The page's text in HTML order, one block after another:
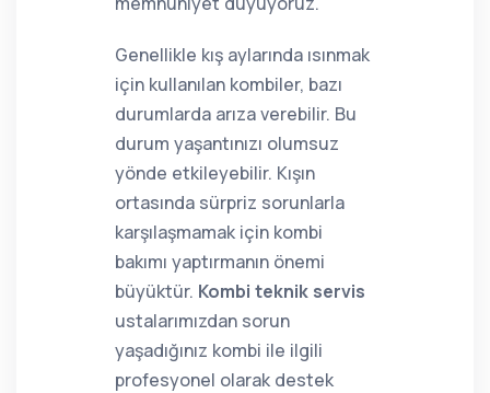
Genellikle kış aylarında ısınmak
için kullanılan kombiler, bazı
durumlarda arıza verebilir. Bu
durum yaşantınızı olumsuz
yönde etkileyebilir. Kışın
ortasında sürpriz sorunlarla
karşılaşmamak için kombi
bakımı yaptırmanın önemi
büyüktür. Kombi teknik servis
ustalarımızdan sorun
yaşadığınız kombi ile ilgili
profesyonel olarak destek